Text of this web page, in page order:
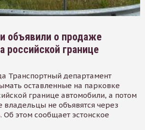
объявили о продаже
российской границе
Транспортный департамент
оставленные на парковке
границе автомобили, а потом
владельцы не объявятся через
Об этом сообщает эстонское